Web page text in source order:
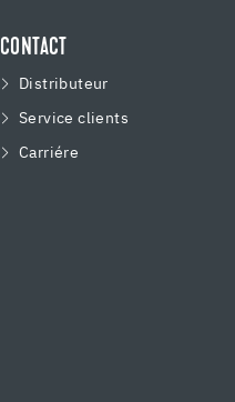
CONTACT
Distributeur
Service clients
Carriére